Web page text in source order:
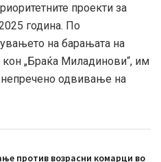
проекти за
година. По
на барањата на
кон „Браќа Миладинови“, им
одвивање на
против возрасни комарци во